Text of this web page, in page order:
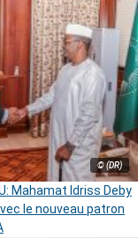
© (DR)
Mahamat Idriss Deby
le nouveau patron